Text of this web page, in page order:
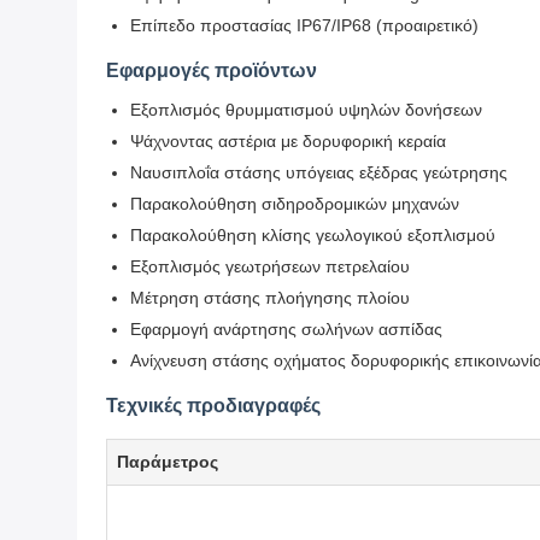
Επίπεδο προστασίας IP67/IP68 (προαιρετικό)
Εφαρμογές προϊόντων
Εξοπλισμός θρυμματισμού υψηλών δονήσεων
Ψάχνοντας αστέρια με δορυφορική κεραία
Ναυσιπλοΐα στάσης υπόγειας εξέδρας γεώτρησης
Παρακολούθηση σιδηροδρομικών μηχανών
Παρακολούθηση κλίσης γεωλογικού εξοπλισμού
Εξοπλισμός γεωτρήσεων πετρελαίου
Μέτρηση στάσης πλοήγησης πλοίου
Εφαρμογή ανάρτησης σωλήνων ασπίδας
Ανίχνευση στάσης οχήματος δορυφορικής
Τεχνικές προδιαγραφές
Παράμετρος